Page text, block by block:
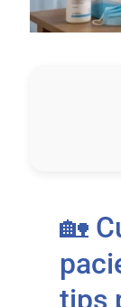
🏡
tips